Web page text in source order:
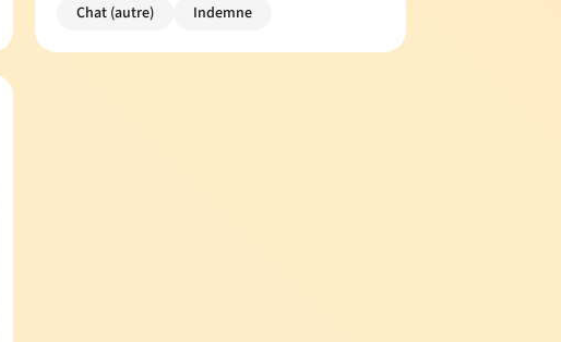
Chat (autre)
Indemne